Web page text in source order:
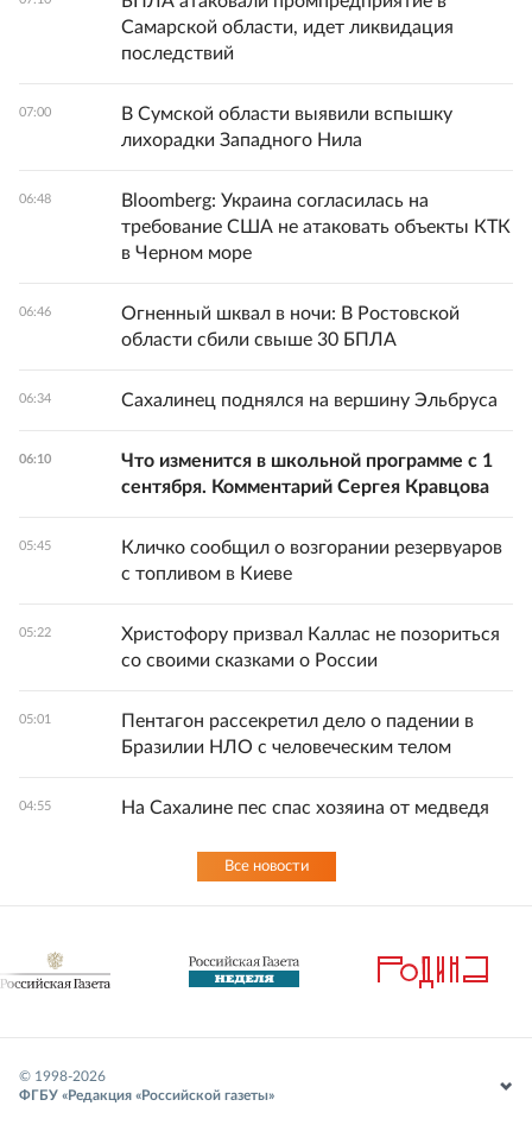
Самарской области, идет ликвидация
последствий
07:00
В Сумской области выявили вспышку
лихорадки Западного Нила
06:48
Bloomberg: Украина согласилась на
требование США не атаковать объекты КТК
в Черном море
06:46
Огненный шквал в ночи: В Ростовской
области сбили свыше 30 БПЛА
06:34 Сахалинец поднялся на вершину Эльбруса
06:10
Что изменится в школьной программе с 1
сентября. Комментарий Сергея Кравцова
05:45
Кличко сообщил о возгорании резервуаров
с топливом в Киеве
05:22
Христофору призвал Каллас не позориться
со своими сказками о России
05:01
Пентагон рассекретил дело о падении в
Бразилии НЛО с человеческим телом
04:55 На Сахалине пес спас хозяина от медведя
Все новости
© 1998-2026
ФГБУ «Редакция «Российской газеты»